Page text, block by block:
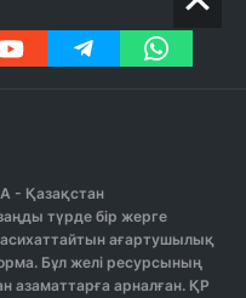
- Қазақстан
түрде бір жерге
ағартушылық
Бұл желі ресурсының
азаматтарға арналған. ҚР